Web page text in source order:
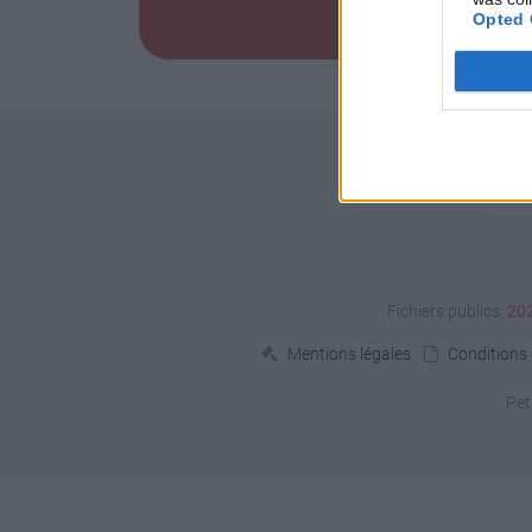
Opted
Fichiers publics:
Mentions légales